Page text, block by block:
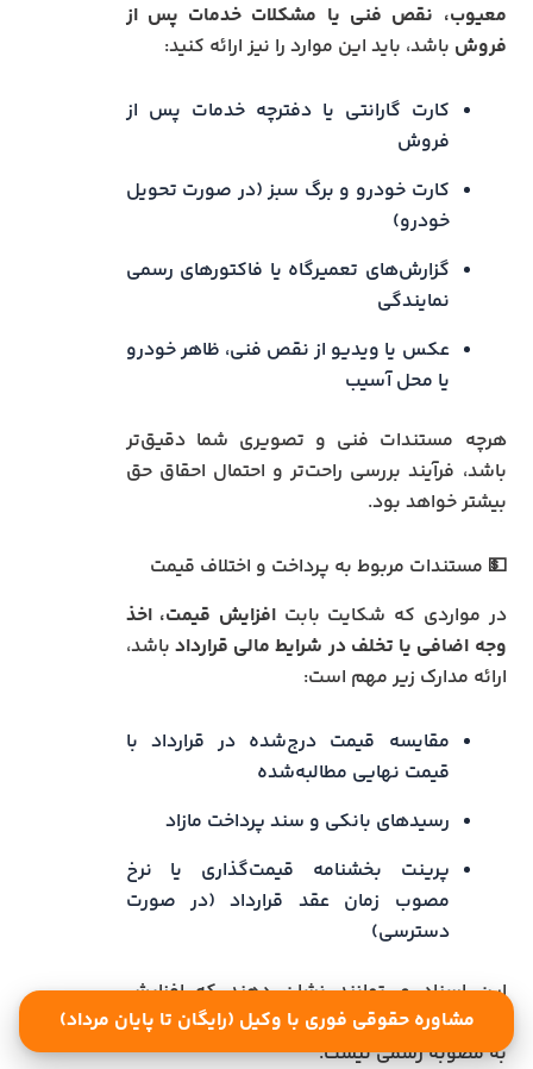
معیوب، نقص فنی یا مشکلات خدمات پس از
فروش باشد، باید این موارد را نیز ارائه کنید:
کارت گارانتی یا دفترچه خدمات پس از
فروش
کارت خودرو و برگ سبز (در صورت تحویل
خودرو)
گزارش‌های تعمیرگاه یا فاکتورهای رسمی
نمایندگی
عکس یا ویدیو از نقص فنی، ظاهر خودرو
یا محل آسیب
هرچه مستندات فنی و تصویری شما دقیق‌تر
باشد، فرآیند بررسی راحت‌تر و احتمال احقاق حق
بیشتر خواهد بود.
💵 مستندات مربوط به پرداخت و اختلاف قیمت
در مواردی که شکایت بابتافزایش قیمت، اخذ
وجه اضافی یا تخلف در شرایط مالی قرارداد باشد،
ارائه مدارک زیر مهم است:
مقایسه قیمت درج‌شده در قرارداد با
قیمت نهایی مطالبه‌شده
رسیدهای بانکی و سند پرداخت مازاد
پرینت بخشنامه قیمت‌گذاری یا نرخ
مصوب زمان عقد قرارداد (در صورت
دسترسی)
این اسناد می‌توانند نشان دهند که افزایش
قیمت به‌صورت غیرقانونی انجام شده و مستند
به مصوبه رسمی نیست.
مشاوره حقوقی فوری با وکیل (رایگان تا پایان مرداد)